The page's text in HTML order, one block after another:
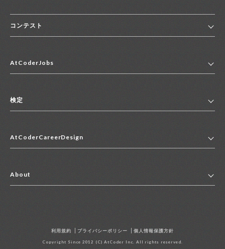
コンテスト
コンテスト一覧
便利リンク集
AtCoderJobs
2027年新卒採用求人一覧
中途採用求人一覧
アルバイト求人一覧
その他求人一覧
検定
マイページ
AtCoderCareerDesign
About
Copyright Since 2012 (C) AtCoder Inc. All rights reserved.
利用規約 プライバシーポリシー 個人情報保護方針